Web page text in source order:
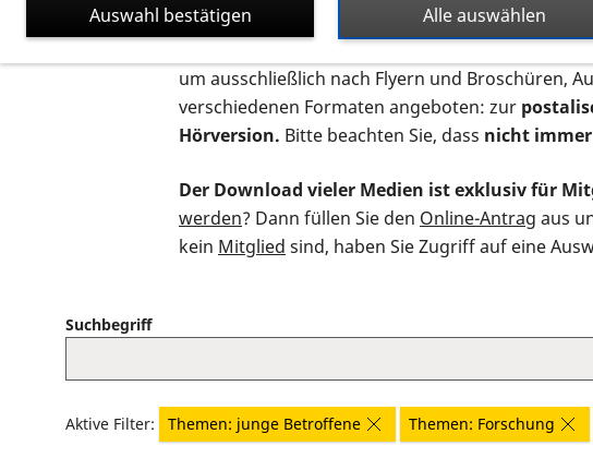
Auf dieser Seite finden Sie sämtliches
um ausschließlich nach Flyern und Broschüren,
verschiedenen Formaten angeboten: zur
Hörversion. Bitte beachten Sie, dass nicht
Der Download vieler Medien ist exklusiv für
werden? Dann füllen Sie den Online-Antrag aus
kein Mitglied sind, haben Sie Zugriff auf eine
Suchbegriff
Aktive Filter: Themen: junge Betroffene Themen: Forschung
Alle auswählen
Auswahl bestätigen